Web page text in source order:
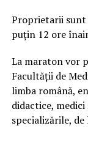
Proprietarii sunt
puțin 12 ore
La maraton vor
Facultății de
limba română,
didactice,
specializările,